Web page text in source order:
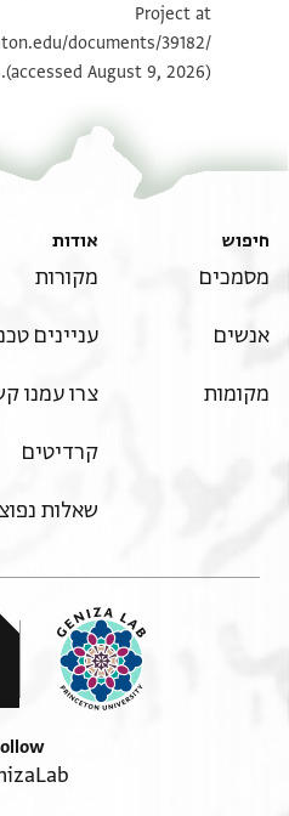
תנאי היתר שימוש בתצלום
Project at
documents/39182/
(accessed August 9, 2026).
חיפוש
מסמכים
אנשים
מקומות
אודות
מקורות
עניינים
צרו עמנו
קרדיטים
שאלות